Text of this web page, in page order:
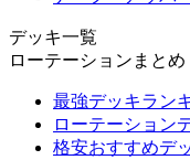
デッキ一覧
ローテーションまとめ
最強デッキラン
ローテーション
格安おすすめデ